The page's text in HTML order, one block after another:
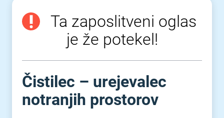
Ta zaposlitveni oglas
je že potekel!
Čistilec – urejevalec
notranjih prostorov